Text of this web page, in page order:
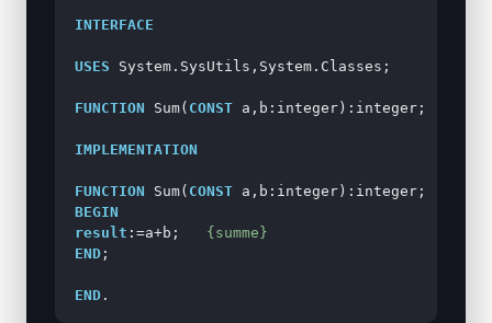
INTERFACE
USES System.SysUtils,System.Classes;
FUNCTION Sum( CONST a,b:integer):integer;
IMPLEMENTATION
FUNCTION Sum( CONST
BEGIN
result :=a+b; {summe}
END ;
END .